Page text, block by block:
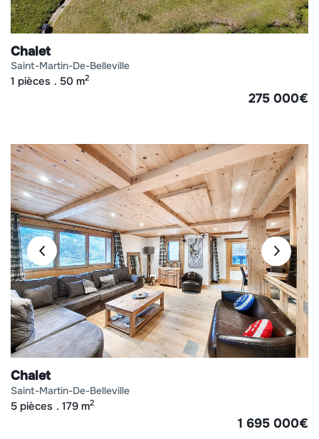
Chalet
saint-martin-de-belleville
1 pièces 50 m2
275 000€
Chalet
saint-martin-de-belleville
5 pièces 179 m2
1 695 000€